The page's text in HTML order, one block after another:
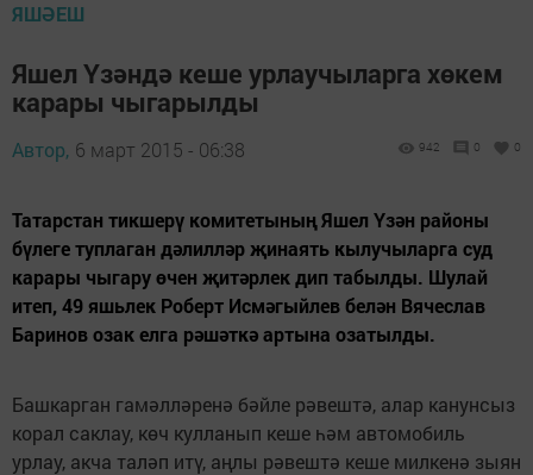
ЯШӘЕШ
Яшел Үзәндә кеше урлаучыларга хөкем
карары чыгарылды
Автор, 6 март 2015 - 06:38 942 0 0
Татарстан тикшерү комитетының Яшел Үзән районы
бүлеге туплаган дәлилләр җинаять кылучыларга суд
карары чыгару өчен җитәрлек дип табылды. Шулай
итеп, 49 яшьлек Роберт Исмәгыйлев белән Вячеслав
Баринов озак елга рәшәткә артына озатылды.
Башкарган гамәлләренә бәйле рәвештә, алар канунсыз
корал саклау, көч кулланып кеше һәм автомобиль
урлау, акча таләп итү, аңлы рәвештә кеше милкенә зыян